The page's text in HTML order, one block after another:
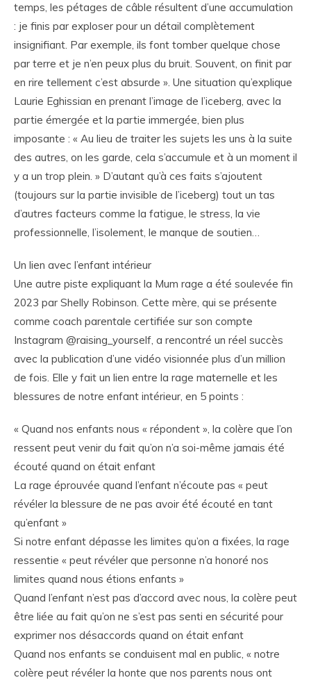
temps, les pétages de câble résultent d’une accumulation
: je finis par exploser pour un détail complètement
insignifiant. Par exemple, ils font tomber quelque chose
par terre et je n’en peux plus du bruit. Souvent, on finit par
en rire tellement c’est absurde ». Une situation qu’explique
Laurie Eghissian en prenant l’image de l’iceberg, avec la
partie émergée et la partie immergée, bien plus
imposante : « Au lieu de traiter les sujets les uns à la suite
des autres, on les garde, cela s’accumule et à un moment il
y a un trop plein. » D’autant qu’à ces faits s’ajoutent
(toujours sur la partie invisible de l’iceberg) tout un tas
d’autres facteurs comme la fatigue, le stress, la vie
professionnelle, l’isolement, le manque de soutien…
Un lien avec l’enfant intérieur
Une autre piste expliquant la Mum rage a été soulevée fin
2023 par Shelly Robinson. Cette mère, qui se présente
comme coach parentale certifiée sur son compte
Instagram @raising_yourself, a rencontré un réel succès
avec la publication d’une vidéo visionnée plus d’un million
de fois. Elle y fait un lien entre la rage maternelle et les
blessures de notre enfant intérieur, en 5 points :
« Quand nos enfants nous « répondent », la colère que l’on
ressent peut venir du fait qu’on n’a soi-même jamais été
écouté quand on était enfant
La rage éprouvée quand l’enfant n’écoute pas « peut
révéler la blessure de ne pas avoir été écouté en tant
qu’enfant »
Si notre enfant dépasse les limites qu’on a fixées, la rage
ressentie « peut révéler que personne n’a honoré nos
limites quand nous étions enfants »
Quand l’enfant n’est pas d’accord avec nous, la colère peut
être liée au fait qu’on ne s’est pas senti en sécurité pour
exprimer nos désaccords quand on était enfant
Quand nos enfants se conduisent mal en public, « notre
colère peut révéler la honte que nos parents nous ont